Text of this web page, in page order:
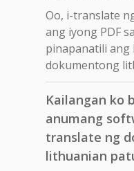
Oo, i-translate
ang iyong PDF
pinapanatili
dokumentong
Kailangan ko
anumang
translate ng
lithuanian